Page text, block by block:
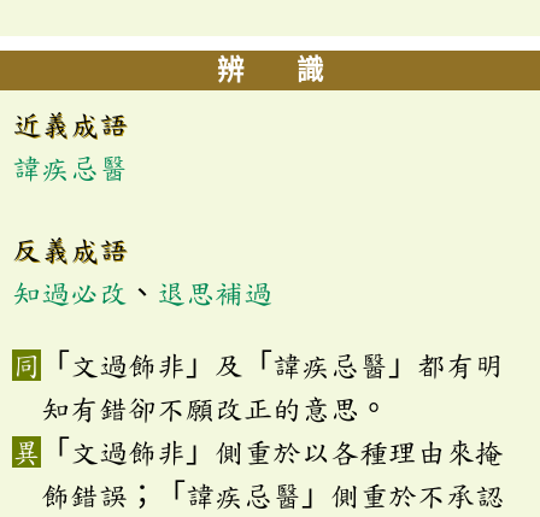
辨 識
近義成語
諱疾忌醫
反義成語
知過必改 、 退思補過
「文過飾非」及「諱疾忌醫」都有明
知有錯卻不願改正的意思。
「文過飾非」側重於以各種理由來掩
飾錯誤；「諱疾忌醫」側重於不承認